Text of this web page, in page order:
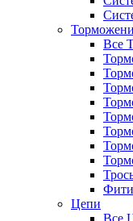
Все
Цепи
Все